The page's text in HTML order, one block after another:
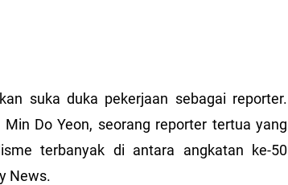
suka duka pekerjaan sebagai reporter.
Do Yeon, seorang reporter tertua yang
terbanyak di antara angkatan ke-50
News.